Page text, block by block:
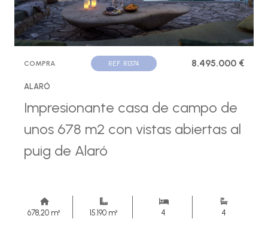
COMPRA REF. R1374 8.495.000 €
ALARÓ
Impresionante casa de campo de
unos 678 m2 con vistas abiertas al
puig de Alaró
678,20 m² 15.190 m² 4 4